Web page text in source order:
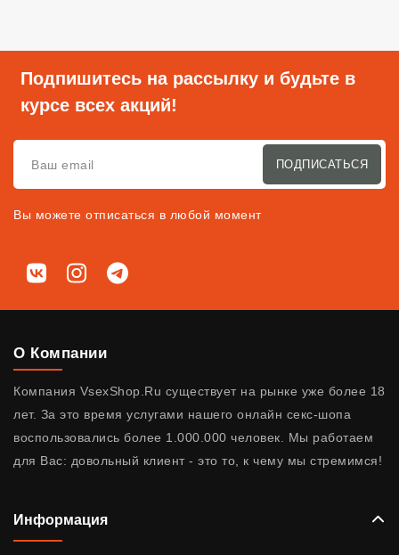
Подпишитесь на рассылку и будьте в
курсе всех акций!
ПОДПИСАТЬСЯ
Вы можете отписаться в любой момент
Мы в соц. сетях
ВКонтактеInstagramTelegram
О Компании
Компания VsexShop.Ru существует на рынке уже более 18
лет. За это время услугами нашего онлайн секс-шопа
воспользовались более 1.000.000 человек. Мы работаем
для Вас: довольный клиент - это то, к чему мы стремимся!
Информация